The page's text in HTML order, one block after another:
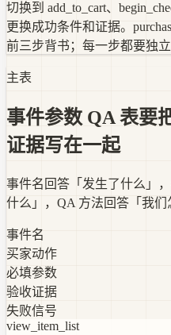
切换到 add_to_cart、
更换成功条件和证据。
前三步背书；每一步都要独立
主表
事件参数 QA 表要
证据写在一起
事件名回答「发生了什么」
什么」，QA 方法回答「我们
事件名
买家动作
必填参数
验收证据
失败信号
view_item_list